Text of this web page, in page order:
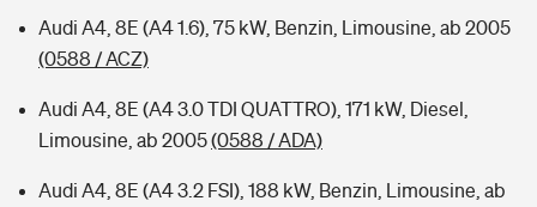
Audi A4, 8E (A4 1.6), 75 kW, Benzin, Limousine, ab 2005
(0588 / ACZ)
Audi A4, 8E (A4 3.0 TDI QUATTRO), 171 kW, Diesel,
Limousine, ab 2005(0588 / ADA)
Audi A4, 8E (A4 3.2 FSI), 188 kW, Benzin, Limousine, ab